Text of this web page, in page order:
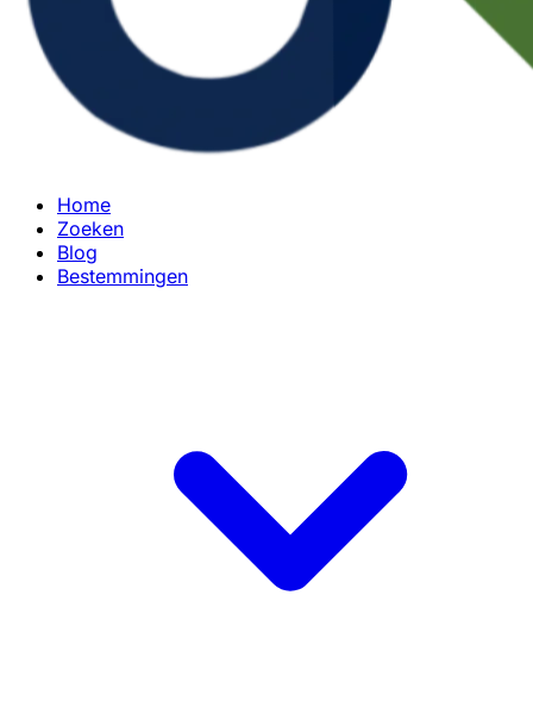
Home
Zoeken
Blog
Bestemmingen